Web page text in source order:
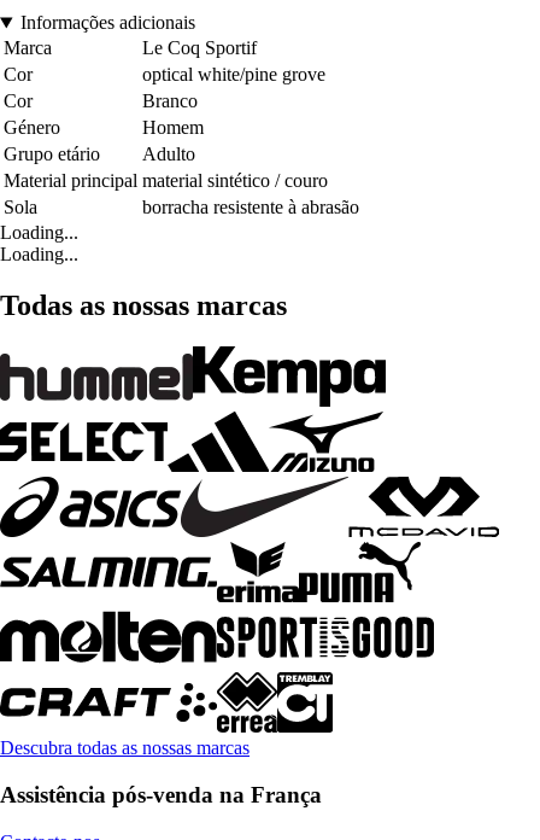
Informações adicionais
Marca
Le Coq Sportif
Cor
optical white/pine grove
Cor
Branco
Género
Homem
Grupo etário
Adulto
Material principal material sintético / couro
Sola
borracha resistente à abrasão
Loading...
Loading...
Todas as nossas marcas
Descubra todas as nossas marcas
Assistência pós-venda na França